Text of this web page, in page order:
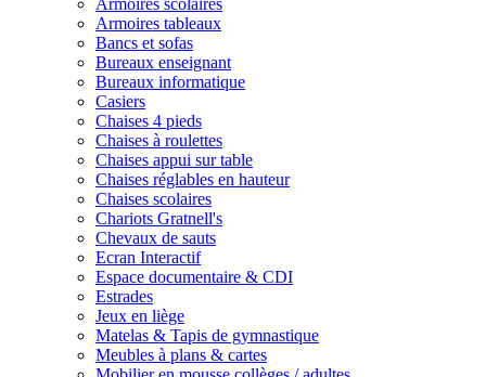
Armoires scolaires
Armoires tableaux
Bancs et sofas
Bureaux enseignant
Bureaux informatique
Casiers
Chaises 4 pieds
Chaises à roulettes
Chaises appui sur table
Chaises réglables en hauteur
Chaises scolaires
Chariots Gratnell's
Chevaux de sauts
Ecran Interactif
Espace documentaire & CDI
Estrades
Jeux en liège
Matelas & Tapis de gymnastique
Meubles à plans & cartes